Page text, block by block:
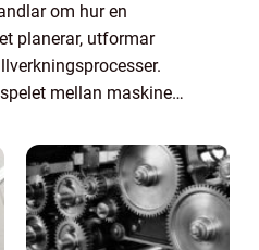
om hur en
planerar, utformar
mellan maskiner,